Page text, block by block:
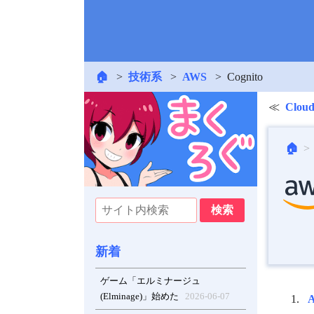
🏠 技術系 AWS Cognito
新着
ゲーム「エルミナージュ
(Elminage)」始めた
2026-06-07
🏠